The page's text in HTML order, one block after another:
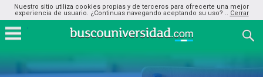
Nuestro sitio utiliza cookies propias y de terceros para ofrecerte una mejor
experiencia de usuario. ¿Continuas navegando aceptando su uso? .. Cerrar